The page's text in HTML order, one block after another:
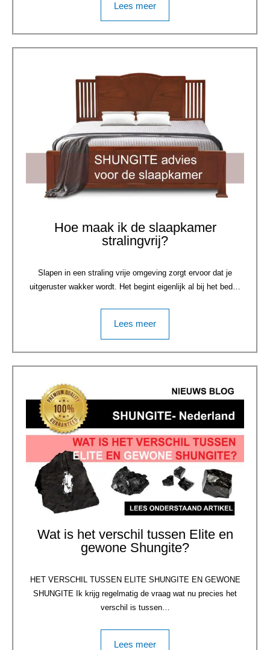
Lees meer
Hoe maak ik de slaapkamer
stralingvrij?
Slapen in een straling vrije omgeving zorgt ervoor dat je
uitgeruster wakker wordt. Het begint eigenlijk al bij het bed…
Lees meer
Wat is het verschil tussen Elite en
gewone Shungite?
HET VERSCHIL TUSSEN ELITE SHUNGITE EN GEWONE
SHUNGITE Ik krijg regelmatig de vraag wat nu precies het
verschil is tussen…
Lees meer